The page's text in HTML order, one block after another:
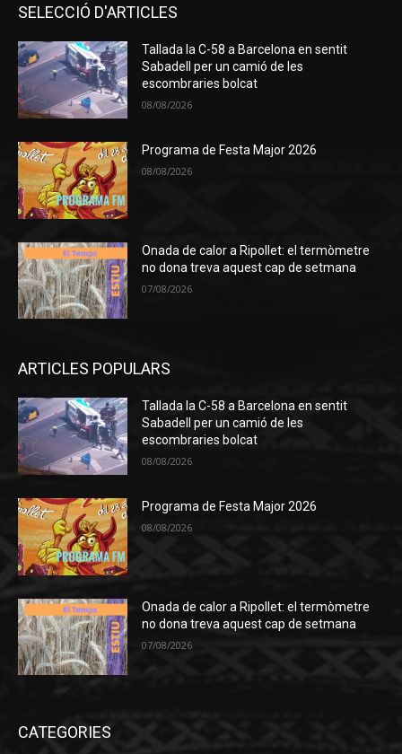
SELECCIÓ D'ARTICLES
Tallada la C-58 a Barcelona en sentit
Sabadell per un camió de les
escombraries bolcat
08/08/2026
Programa de Festa Major 2026
08/08/2026
Onada de calor a Ripollet: el termòmetre
no dona treva aquest cap de setmana
07/08/2026
ARTICLES POPULARS
Tallada la C-58 a Barcelona en sentit
Sabadell per un camió de les
escombraries bolcat
08/08/2026
Programa de Festa Major 2026
08/08/2026
Onada de calor a Ripollet: el termòmetre
no dona treva aquest cap de setmana
07/08/2026
CATEGORIES